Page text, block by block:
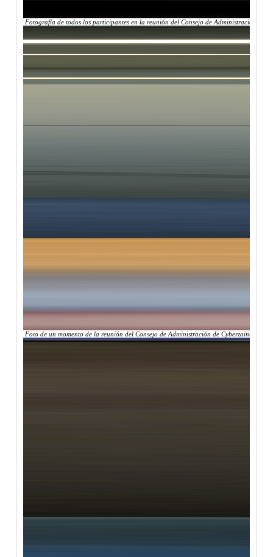
Fotografía de todos los participantes en la reunión del Consejo de Administración de
Foto de un momento de la reunión del Consejo de Administración de Cyberzaintza,